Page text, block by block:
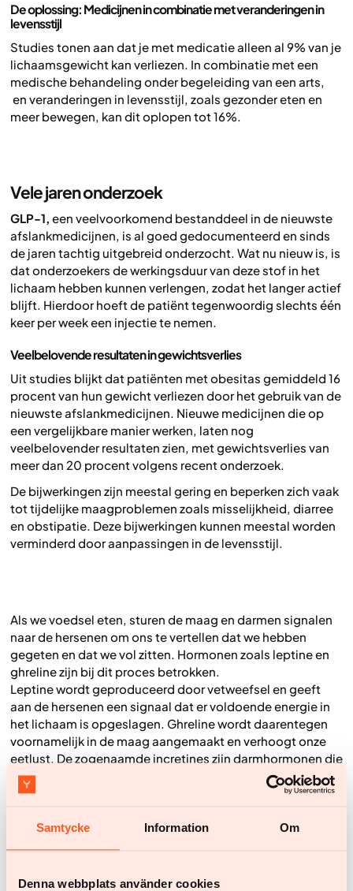
Samtycke Information Om
Denna webbplats använder cookies
De oplossing: Medicijnen in combinatie met veranderingen in
levensstijl
Studies tonen aan dat je met medicatie alleen al 9% van je
lichaamsgewicht kan verliezen. In combinatie met een
medische behandeling onder begeleiding van een arts,
en veranderingen in levensstijl, zoals gezonder eten en
meer bewegen, kan dit oplopen tot 16%.
Vele jaren onderzoek
GLP-1, een veelvoorkomend bestanddeel in de nieuwste
afslankmedicijnen, is al goed gedocumenteerd en sinds
de jaren tachtig uitgebreid onderzocht. Wat nu nieuw is, is
dat onderzoekers de werkingsduur van deze stof in het
lichaam hebben kunnen verlengen, zodat het langer actief
blijft. Hierdoor hoeft de patiënt tegenwoordig slechts één
keer per week een injectie te nemen.
Veelbelovende resultaten in gewichtsverlies
Uit studies blijkt dat patiënten met obesitas gemiddeld 16
procent van hun gewicht verliezen door het gebruik van de
nieuwste afslankmedicijnen. Nieuwe medicijnen die op
een vergelijkbare manier werken, laten nog
veelbelovender resultaten zien, met gewichtsverlies van
meer dan 20 procent volgens recent onderzoek.
De bijwerkingen zijn meestal gering en beperken zich vaak
tot tijdelijke maagproblemen zoals misselijkheid, diarree
en obstipatie. Deze bijwerkingen kunnen meestal worden
verminderd door aanpassingen in de levensstijl.
Als we voedsel eten, sturen de maag en darmen signalen
naar de hersenen om ons te vertellen dat we hebben
gegeten en dat we vol zitten. Hormonen zoals leptine en
ghreline zijn bij dit proces betrokken.
Leptine wordt geproduceerd door vetweefsel en geeft
aan de hersenen een signaal dat er voldoende energie in
het lichaam is opgeslagen. Ghreline wordt daarentegen
voornamelijk in de maag aangemaakt en verhoogt onze
eetlust. De zogenaamde incretines zijn darmhormonen die
samen met insuline de bloedsuikerspiegel beïnvloeden.
Maar ze hebben ook invloed op de verzadiging. De
hormonen GLP-1 en GIP nemen toe als we beginnen te
eten en zorgen ervoor dat we stoppen met eten als we